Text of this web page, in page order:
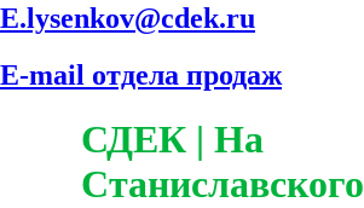
E.lysenkov@cdek.ru
E-mail отдела продаж
СДЕК | На
Станиславского